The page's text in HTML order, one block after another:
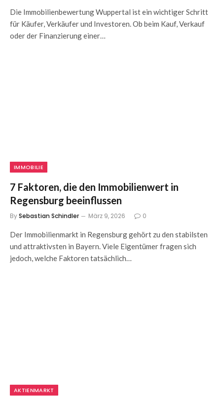
Die Immobilienbewertung Wuppertal ist ein wichtiger Schritt
für Käufer, Verkäufer und Investoren. Ob beim Kauf, Verkauf
oder der Finanzierung einer…
IMMOBILIE
7 Faktoren, die den Immobilienwert in
Regensburg beeinflussen
BySebastian Schindler März 9, 2026 0
Der Immobilienmarkt in Regensburg gehört zu den stabilsten
und attraktivsten in Bayern. Viele Eigentümer fragen sich
jedoch, welche Faktoren tatsächlich…
AKTIENMARKT